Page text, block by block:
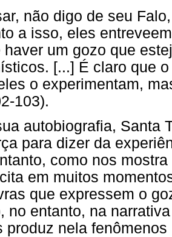
não digo de seu
a isso, eles
haver um gozo que
[...] É claro que
o experimentam,
103).
autobiografia, Santa
para dizer da
como nos
em muitos
que expressem o
no entanto, na
produz nela fenômenos